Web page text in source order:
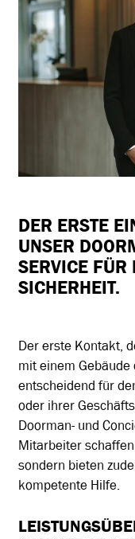
DER ERSTE
UNSER
SERVICE FÜR
SICHERHEIT.
Der erste Kontakt,
mit einem
entscheidend für
oder ihrer
Doorman- und
Mitarbeiter
sondern bieten
kompetente Hilfe.